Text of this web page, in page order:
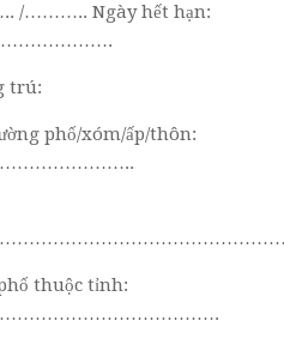
……….. Ngày hết hạn:
……………….
trú:
phố/xóm/ấp/thôn:
thuộc tỉnh: